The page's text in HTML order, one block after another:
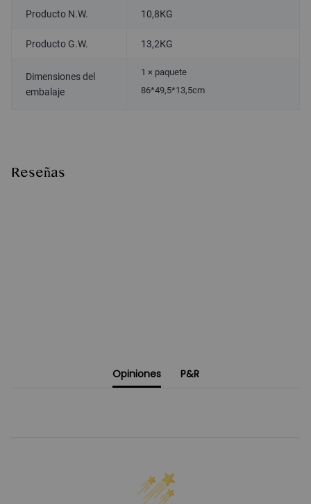
Producto N.W. 10,8KG
Producto G.W. 13,2KG
Dimensiones del
embalaje
1 × paquete
86*49,5*13,5cm
Reseñas
Opiniones P&R